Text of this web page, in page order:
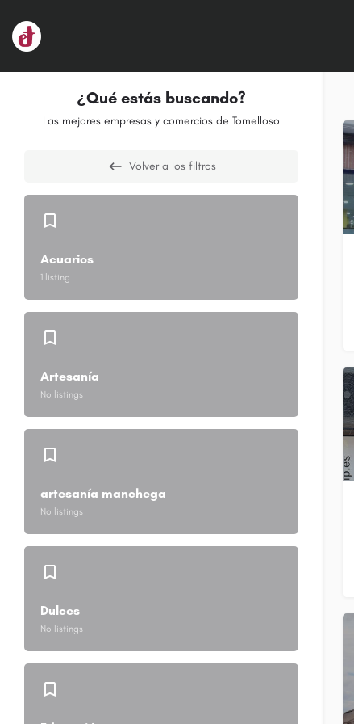
¿Qué estás buscando?
Las mejores empresas y comercios de Tomelloso
Volver a los filtros
Acuarios
1 listing
Artesanía
No listings
artesanía manchega
No listings
Dulces
No listings